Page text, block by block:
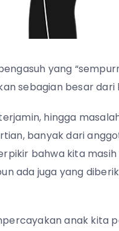
yang
sebagian besar dari
hingga
banyak dari
bahwa kita masih
ada juga yang
anak kita